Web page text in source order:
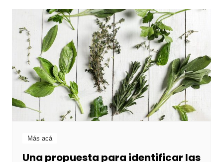
Más acá
Una propuesta para identificar las